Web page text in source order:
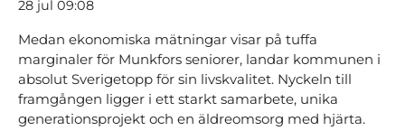
28 jul 09:08
Medan ekonomiska mätningar visar på tuffa
marginaler för Munkfors seniorer, landar kommunen i
absolut Sverigetopp för sin livskvalitet. Nyckeln till
framgången ligger i ett starkt samarbete, unika
generationsprojekt och en äldreomsorg med hjärta.